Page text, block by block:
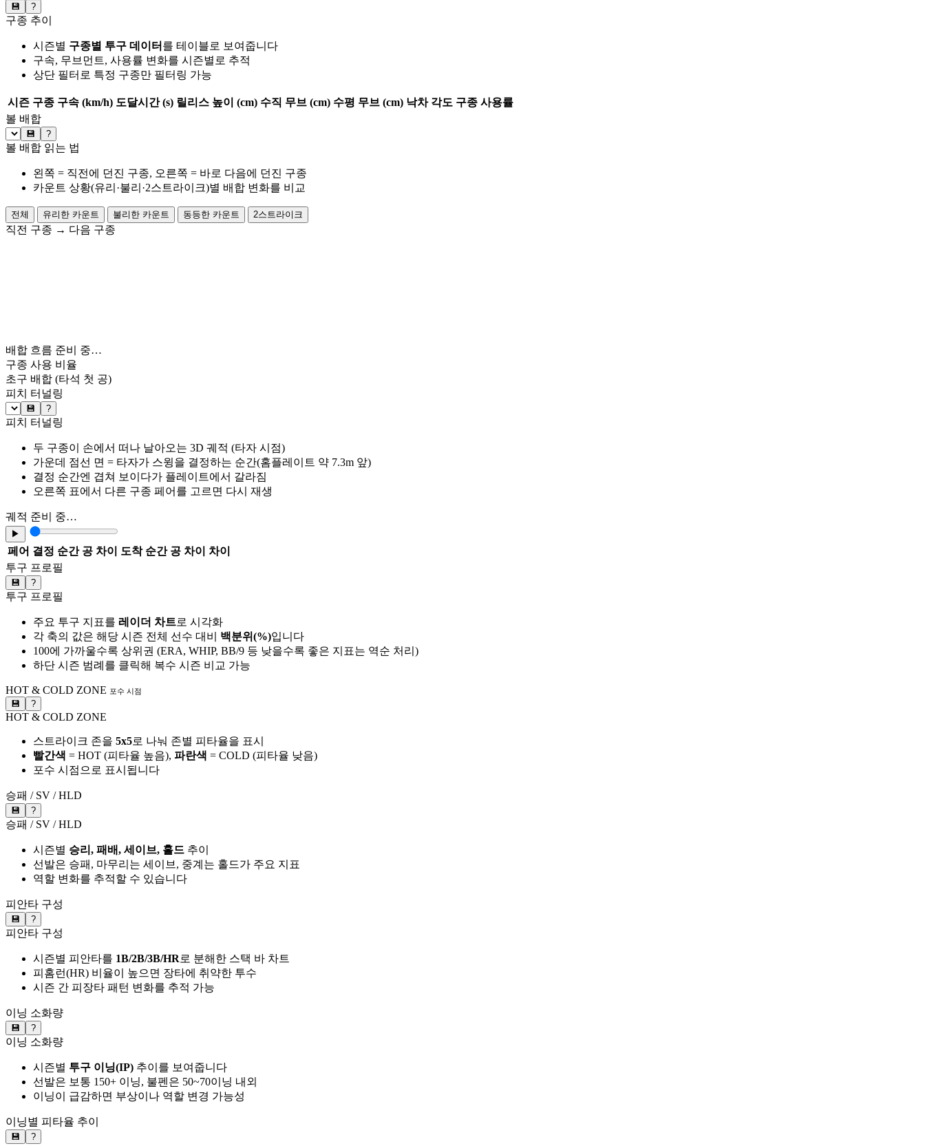
💾 ?
구종 추이
시즌별 구종별 투구 데이터 를 테이블로 보여줍니다
구속, 무브먼트, 사용률 변화를 시즌별로 추적
상단 필터로 특정 구종만 필터링 가능
시즌 구종 구속 (km/h) 도달시간 (s) 릴리스 높이 (cm) 수직 무브 (cm) 수평 무브 (cm) 낙차 각도 구종 사용률
볼 배합
💾 ?
볼 배합 읽는 법
왼쪽 = 직전에 던진 구종, 오른쪽 = 바로 다음에 던진 구종
카운트 상황(유리·불리·2스트라이크)별 배합 변화를 비교
전체 유리한 카운트 불리한 카운트 동등한 카운트 2스트라이크
직전 구종 → 다음 구종
배합 흐름 준비 중…
구종 사용 비율
초구 배합 (타석 첫 공)
피치 터널링
💾 ?
피치 터널링
두 구종이 손에서 떠나 날아오는 3D 궤적 (타자 시점)
가운데 점선 면 = 타자가 스윙을 결정하는 순간(홈플레이트 약 7.3m 앞)
결정 순간엔 겹쳐 보이다가 플레이트에서 갈라짐
오른쪽 표에서 다른 구종 페어를 고르면 다시 재생
궤적 준비 중…
▶
페어 결정 순간 공 차이 도착 순간 공 차이
차이
투구 프로필
💾 ?
투구 프로필
주요 투구 지표를 레이더 차트로 시각화
각 축의 값은 해당 시즌 전체 선수 대비 백분위(%)입니다
100에 가까울수록 상위권 (ERA, WHIP, BB/9 등 낮을수록 좋은 지표는 역순 처리)
하단 시즌 범례를 클릭해 복수 시즌 비교 가능
HOT & COLD ZONE 포수 시점
💾 ?
HOT & COLD ZONE
스트라이크 존을 5x5로 나눠 존별 피타율을 표시
빨간색 = HOT (피타율 높음), 파란색 = COLD (피타율 낮음)
포수 시점으로 표시됩니다
승패 / SV / HLD
💾 ?
승패 / SV / HLD
시즌별 승리, 패배, 세이브, 홀드 추이
선발은 승패, 마무리는 세이브, 중계는 홀드가 주요 지표
역할 변화를 추적할 수 있습니다
피안타 구성
💾 ?
피안타 구성
시즌별 피안타를 1B/2B/3B/HR로 분해한 스택 바 차트
피홈런(HR) 비율이 높으면 장타에 취약한 투수
시즌 간 피장타 패턴 변화를 추적 가능
이닝 소화량
💾 ?
이닝 소화량
시즌별 투구 이닝(IP) 추이를 보여줍니다
선발은 보통 150+ 이닝, 불펜은 50~70이닝 내외
이닝이 급감하면 부상이나 역할 변경 가능성
이닝별 피타율 추이
💾 ?